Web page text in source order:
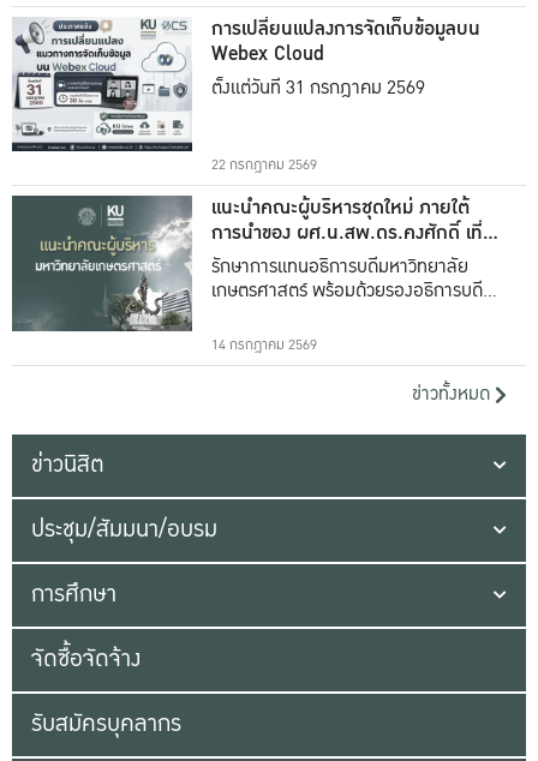
การเปลี่ยนแปลงการจัดเก็บข้อมูลบน
Webex Cloud
ตั้งแต่วันที่ 31 กรกฎาคม 2569
22 กรกฎาคม 2569
แนะนำคณะผู้บริหารชุดใหม่ ภายใต้
การนำของ ผศ.น.สพ.ดร.คงศักดิ์ เที่ยง
ธรรม
รักษาการแทนอธิการบดีมหาวิทยาลัย
เกษตรศาสตร์ พร้อมด้วยรองอธิการบดีทั้ง
14 กรกฎาคม 2569
ข่าวทั้งหมด
ข่าวนิสิต
ประชุม/สัมมนา/อบรม
การศึกษา
จัดซื้อจัดจ้าง
รับสมัครบุคลากร